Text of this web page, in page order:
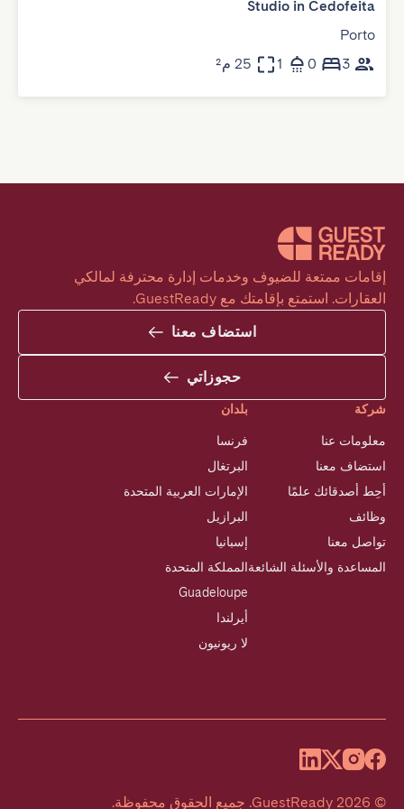
Studio in Cedofeita
Porto
3
0
1 25 م²
العقارات. استمتع بإقامتك مع GuestReady.
استضاف معنا
حجوزاتي
شركة
معلومات عنا
استضاف معنا
أحِط أصدقائك علمًا
وظائف
تواصل معنا
المساعدة والأسئلة الشائعة
بلدان
فرنسا
البرتغال
الإمارات العربية المتحدة
البرازيل
إسبانيا
المملكة المتحدة
Guadeloupe
أيرلندا
لا ريونيون
©
2026
GuestReady
. جميع الحقوق محفوظة.